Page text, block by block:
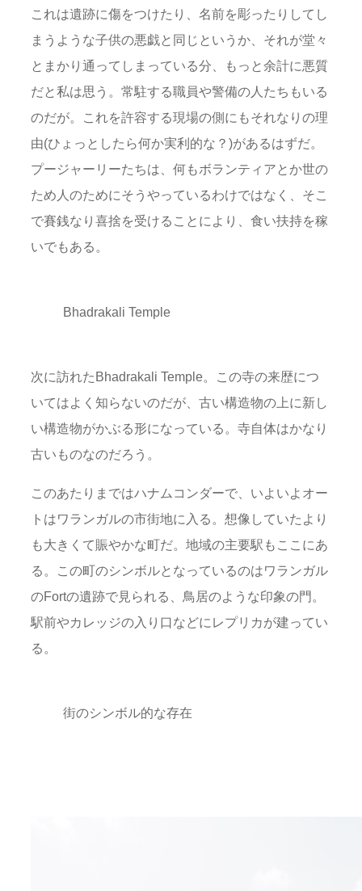
これは遺跡に傷をつけたり、名前を彫ったりしてし
まうような子供の悪戯と同じというか、それが堂々
とまかり通ってしまっている分、もっと余計に悪質
だと私は思う。常駐する職員や警備の人たちもいる
のだが。これを許容する現場の側にもそれなりの理
由(ひょっとしたら何か実利的な？)があるはずだ。
プージャーリーたちは、何もボランティアとか世の
ため人のためにそうやっているわけではなく、そこ
で賽銭なり喜捨を受けることにより、食い扶持を稼
いでもある。
Bhadrakali Temple
次に訪れたBhadrakali Temple。この寺の来歴につ
いてはよく知らないのだが、古い構造物の上に新し
い構造物がかぶる形になっている。寺自体はかなり
古いものなのだろう。
このあたりまではハナムコンダーで、いよいよオー
トはワランガルの市街地に入る。想像していたより
も大きくて賑やかな町だ。地域の主要駅もここにあ
る。この町のシンボルとなっているのはワランガル
のFortの遺跡で見られる、鳥居のような印象の門。
駅前やカレッジの入り口などにレプリカが建ってい
る。
街のシンボル的な存在